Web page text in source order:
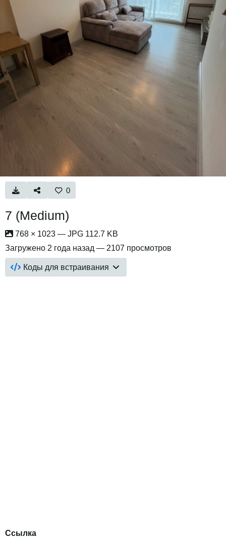
0
7 (Medium)
768 × 1023 — JPG 112.7 KB
Загружено 2 года назад — 2107 просмотров
Коды для встраивания
Ссылка